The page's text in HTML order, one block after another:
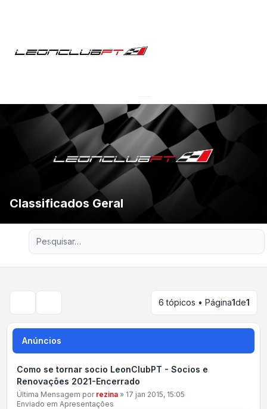
Classificados Geral
Pesquisa avançada
6 tópicos • Página1de1
Anúncios
Como se tornar socio LeonClubPT - Socios e
Renovações 2021-Encerrado
Última Mensagem por rezina » 17 jan 2015, 15:05
Enviado em Apresentações